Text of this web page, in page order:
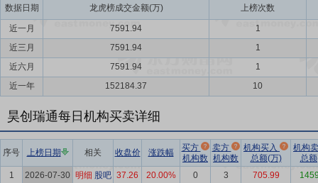
数据日期 龙虎榜成交金额(万) 上榜次数
近一月 7591.94
1
近三月
7591.94
1
近六月
7591.94
1
近一年
152184.37 10
昊创瑞通每日机构买卖详细
序号 上榜日期 相关 收盘价 涨跌幅
买方
机构数
卖方
机构数
机构买入
总额(万)
机构
总
1
2026-07-30 明细 股吧 37.26 20.00% 0 3 705.99